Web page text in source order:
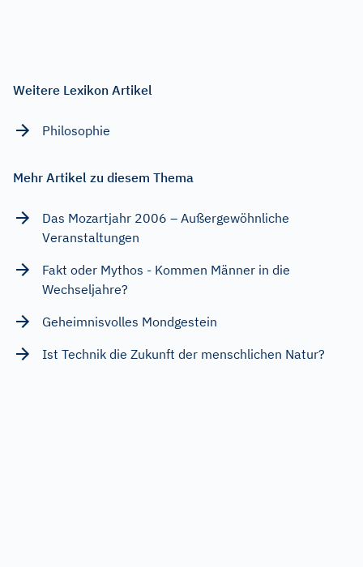
Weitere Lexikon Artikel
Philosophie
Mehr Artikel zu diesem Thema
Das Mozartjahr 2006 – Außergewöhnliche
Veranstaltungen
Fakt oder Mythos - Kommen Männer in die
Wechseljahre?
Geheimnisvolles Mondgestein
Ist Technik die Zukunft der menschlichen Natur?